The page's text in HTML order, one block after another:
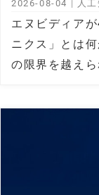
エヌビディア
ニクス」とは
の限界を越え
2026-08-04 | 人